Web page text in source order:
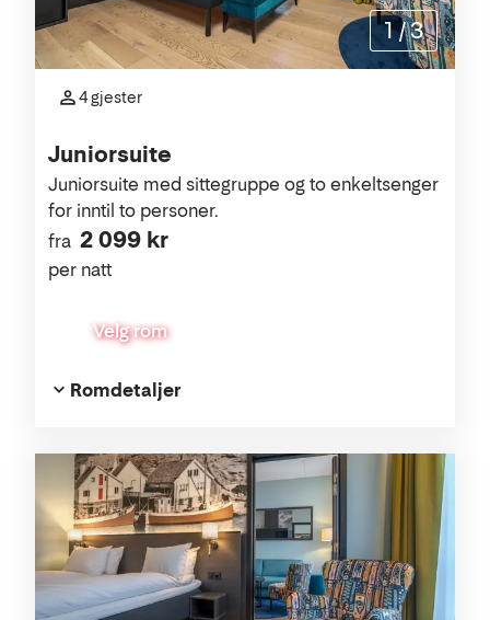
Juniorsuite
fra 2 099 kr
per natt
Juniorsuite med sittegruppe og to enkeltsenger
for inntil to personer.
Velg rom
4 gjester
Romdetaljer
1 /3